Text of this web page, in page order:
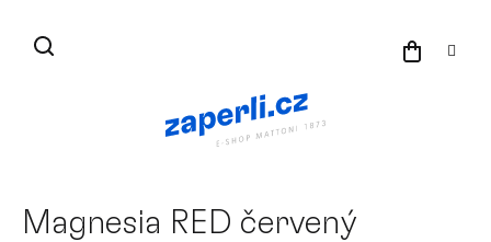
obsah
Magnesia RED červený